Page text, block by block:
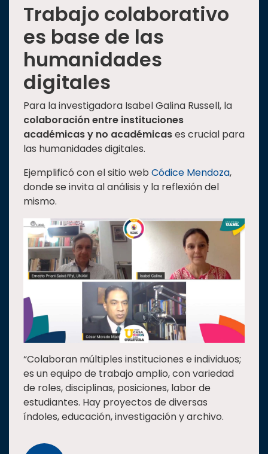
Trabajo colaborativo
es base de las
humanidades
digitales
Para la investigadora Isabel Galina Russell, la
colaboración entre instituciones
académicas y no académicases crucial para
las humanidades digitales.
Ejemplificó con el sitio web Códice Mendoza,
donde se invita al análisis y la reflexión del
mismo.
“Colaboran múltiples instituciones e individuos;
es un equipo de trabajo amplio, con variedad
de roles, disciplinas, posiciones, labor de
estudiantes. Hay proyectos de diversas
índoles, educación, investigación y archivo.